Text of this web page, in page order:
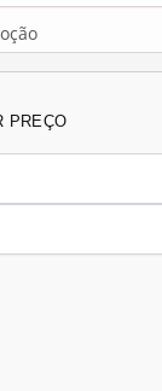
PREÇO